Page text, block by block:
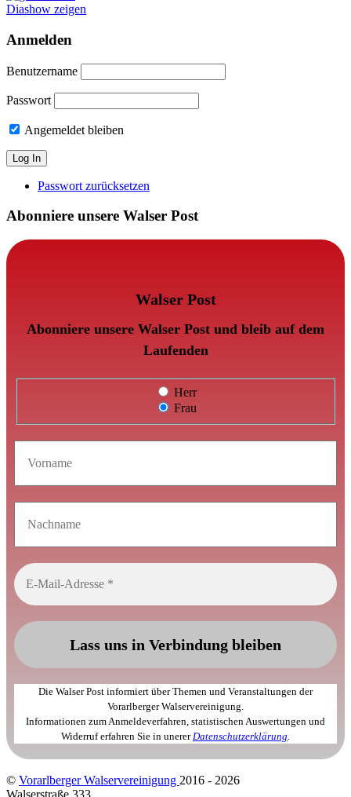
Diashow zeigen
Anmelden
Benutzername
Passwort
Angemeldet bleiben
Passwort zurücksetzen
Abonniere unsere Walser Post
Walser Post
Abonniere unsere Walser Post und bleib auf dem
Laufenden
Herr
Frau
Die Walser Post informiert über Themen und Veranstaltungen der
Vorarlberger Walservereinigung.
Informationen zum Anmeldeverfahren, statistischen Auswertungen und
Widerruf erfahren Sie in unerer Datenschutzerklärung
© Vorarlberger Walservereinigung 2016 - 2026
Walserstraße 333